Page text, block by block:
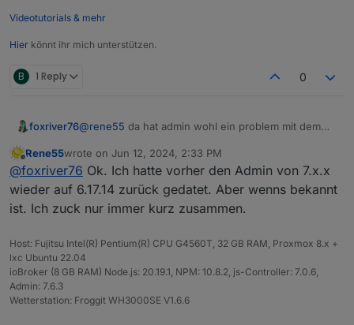
rflink.0
15064	2024-06-12 16:18:43.118	warn
Videotutorials & mehr
Hier könnt ihr mich unterstützen.
B 1 Reply 0
foxriver76@rene55 da hat admin wohl ein problem mit dem
issue kommt unregelmäßig vor..
Offline
Rene55wrote on Jun 12, 2024, 2:33 PM
last edited by
@foxriver76 Ok. Ich hatte vorher den Admin von 7.x.x
wieder auf 6.17.14 zurück gedatet. Aber wenns bekannt
ist. Ich zuck nur immer kurz zusammen.
Host: Fujitsu Intel(R) Pentium(R) CPU G4560T, 32 GB RAM, Proxmox 8.x +
lxc Ubuntu 22.04
ioBroker (8 GB RAM) Node.js: 20.19.1, NPM: 10.8.2, js-Controller: 7.0.6,
Admin: 7.6.3
Wetterstation: Froggit WH3000SE V1.6.6